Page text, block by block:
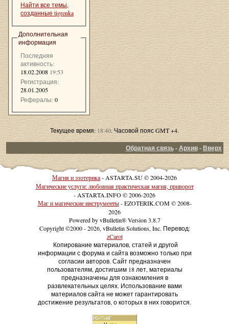
Найти все темы,
созданные tigrenka
Дополнительная
информация
Последняя
активность:
18.02.2008 19:53
Регистрация:
28.01.2005
Рефералы: 0
Текущее время:18:40. Часовой пояс GMT +4.
Обратная связь-Архив-Вверх
Магия и эзотерика- ASTARTA.SU © 2004-2026
Магические услуги: любовная практическая магия, приворот
- ASTARTA.INFO © 2006-2026
Маг и магические инструменты- EZOTERIK.COM © 2008-
2026
Powered by vBulletin® Version 3.8.7
Copyright ©2000 - 2026, vBulletin Solutions, Inc. Перевод:
zCarot
Копирование материалов, статей и другой
информации с форума и сайта возможно только при
согласии авторов. Сайт предназначен
пользователям, достигшим 18 лет, материалы
предназначены для ознакомления в
развлекательных целях. Использование вами
материалов сайта не может гарантировать
достижение результатов, о которых в них говорится.